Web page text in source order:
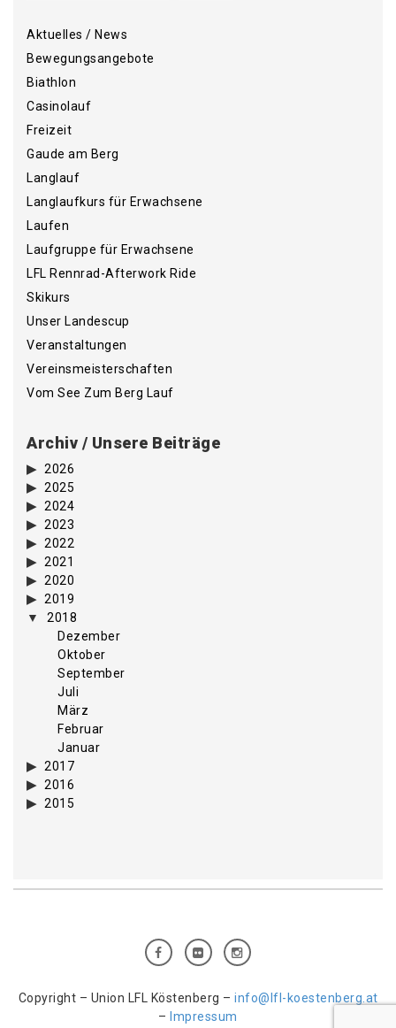
Aktuelles / News
Bewegungsangebote
Biathlon
Casinolauf
Freizeit
Gaude am Berg
Langlauf
Langlaufkurs für Erwachsene
Laufen
Laufgruppe für Erwachsene
LFL Rennrad-Afterwork Ride
Skikurs
Unser Landescup
Veranstaltungen
Vereinsmeisterschaften
Vom See Zum Berg Lauf
Archiv / Unsere Beiträge
2026
2025
2024
2023
2022
2021
2020
2019
2018
Dezember
Oktober
September
Juli
März
Februar
Januar
2017
2016
2015
Copyright – Union LFL Köstenberg – info@lfl-koestenberg.at
– Impressum